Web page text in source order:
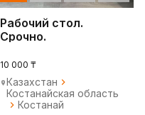
Рабочий стол.
Срочно.
10 000 ₸
Казахстан
Костанайская область
Костанай